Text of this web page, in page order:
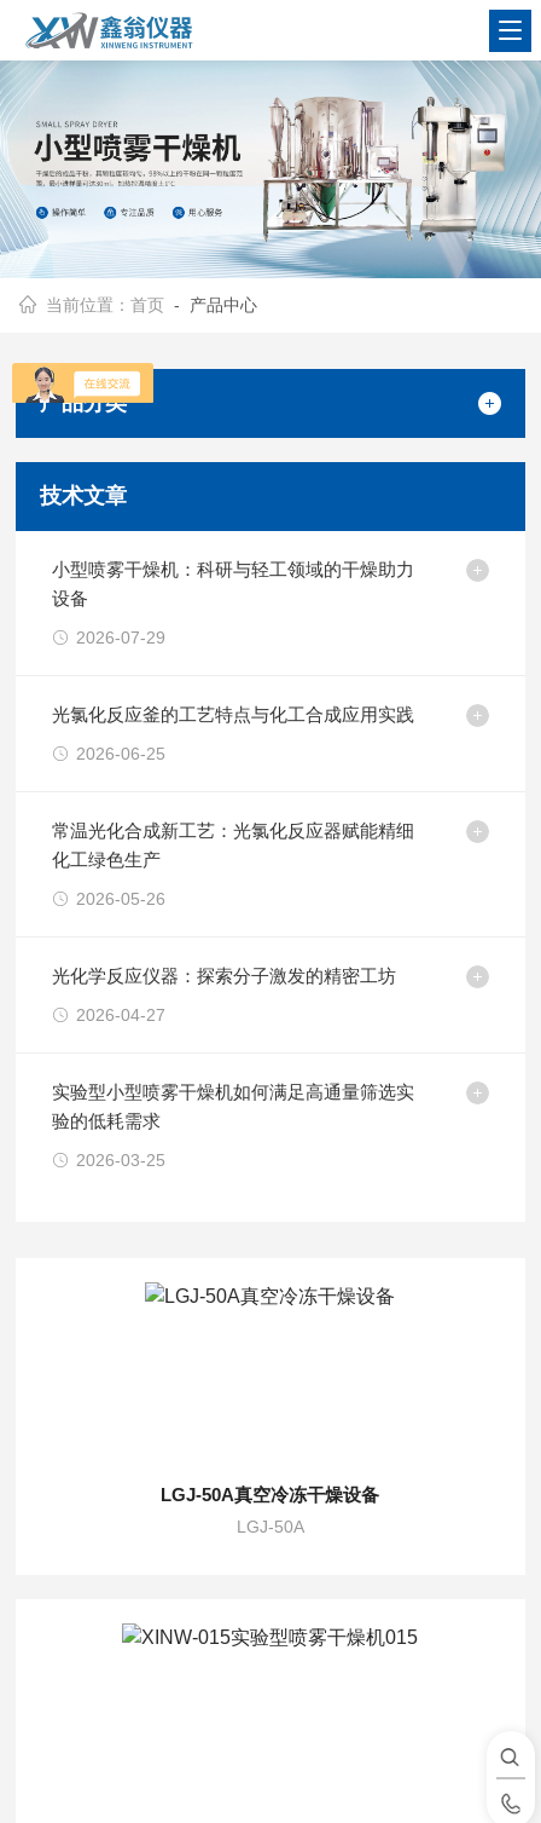
查看更多
当前位置：首页 - 产品中心
产品分类
技术文章
小型喷雾干燥机：科研与轻工领域的干燥助力
设备
2026-07-29
光氯化反应釜的工艺特点与化工合成应用实践
2026-06-25
常温光化合成新工艺：光氯化反应器赋能精细
化工绿色生产
2026-05-26
光化学反应仪器：探索分子激发的精密工坊
2026-04-27
实验型小型喷雾干燥机如何满足高通量筛选实
验的低耗需求
2026-03-25
LGJ-50A真空冷冻干燥设备
LGJ-50A